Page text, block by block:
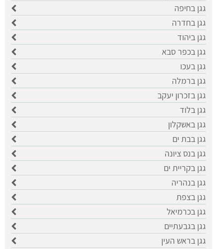
גגן בחיפה
גגן בחדרה
גגן ביהוד
גגן בכפר סבא
גגן בעכו
גגן ברמלה
גגן בזכרון יעקב
גגן בלוד
גגן באשקלון
גגן בבת ים
גגן בנס ציונה
גגן בקריית ים
גגן בנהריה
גגן בצפת
גגן בכרמיאל
גגן בגבעתיים
גגן בראש העין